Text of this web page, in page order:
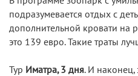
подразумевается отдых с
дополнительной кровати на
это 139 евро. Такие траты
Тур Иматра, 3 дня. И